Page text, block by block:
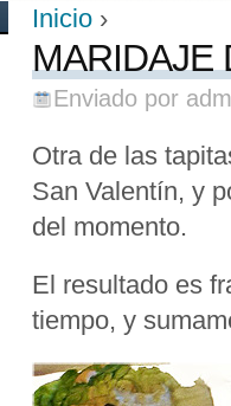
Se encuentra
Inicio ›
MARIDAJE
Enviado por
Otra de las
San Valentín, y
del momento.
El resultado es
tiempo, y